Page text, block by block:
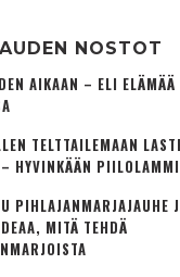
NOSTOT
AIKAAN – ELI ELÄMÄÄ
TELTTAILEMAAN
HYVINKÄÄN PIILOLAMMI
PIHLAJANMARJAJAUHE
MITÄ TEHDÄ